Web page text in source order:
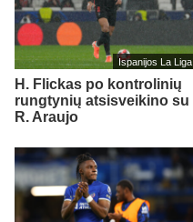
Ispanijos La Liga
H. Flickas po kontrolinių
rungtynių atsisveikino su
R. Araujo